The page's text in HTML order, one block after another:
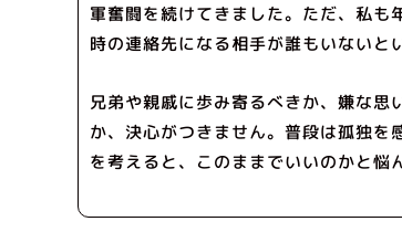
軍奮闘を続けてきました。ただ、私
時の連絡先になる相手が誰もいないと
兄弟や親戚に歩み寄るべきか、嫌な思
か、決心がつきません。普段は孤独を
を考えると、このままでいいのかと悩